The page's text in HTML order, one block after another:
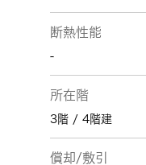
断熱性能
-
所在階
3階 / 4階建
償却/敷引